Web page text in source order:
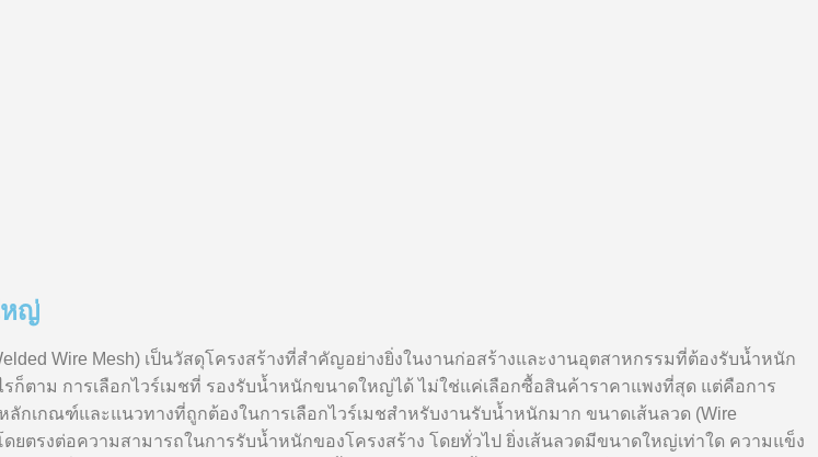
หญ่
Wire Mesh) เป็นวัสดุโครงสร้างที่สำคัญอย่างยิ่งในงานก่อสร้างและงานอุตสาหกรรมที่ต้องรับน้ำหนัก
ตาม การเลือกไวร์เมชที่ รองรับน้ำหนักขนาดใหญ่ได้ ไม่ใช่แค่เลือกซื้อสินค้าราคาแพงที่สุด แต่คือการ
กเกณฑ์และแนวทางที่ถูกต้องในการเลือกไวร์เมชสำหรับงานรับน้ำหนักมาก ขนาดเส้นลวด (Wire
ตรงต่อความสามารถในการรับน้ำหนักของโครงสร้าง โดยทั่วไป ยิ่งเส้นลวดมีขนาดใหญ่เท่าใด ความแข็ง